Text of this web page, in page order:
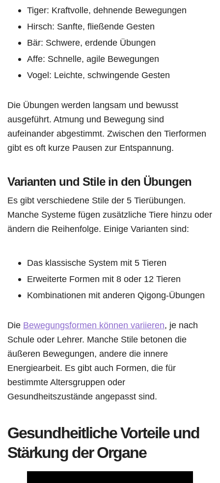
Tiger: Kraftvolle, dehnende Bewegungen
Hirsch: Sanfte, fließende Gesten
Bär: Schwere, erdende Übungen
Affe: Schnelle, agile Bewegungen
Vogel: Leichte, schwingende Gesten
Die Übungen werden langsam und bewusst
ausgeführt. Atmung und Bewegung sind
aufeinander abgestimmt. Zwischen den Tierformen
gibt es oft kurze Pausen zur Entspannung.
Varianten und Stile in den Übungen
Es gibt verschiedene Stile der 5 Tierübungen.
Manche Systeme fügen zusätzliche Tiere hinzu oder
ändern die Reihenfolge. Einige Varianten sind:
Das klassische System mit 5 Tieren
Erweiterte Formen mit 8 oder 12 Tieren
Kombinationen mit anderen Qigong-Übungen
Die Bewegungsformen können variieren, je nach
Schule oder Lehrer. Manche Stile betonen die
äußeren Bewegungen, andere die innere
Energiearbeit. Es gibt auch Formen, die für
bestimmte Altersgruppen oder
Gesundheitszustände angepasst sind.
Gesundheitliche Vorteile und
Stärkung der Organe